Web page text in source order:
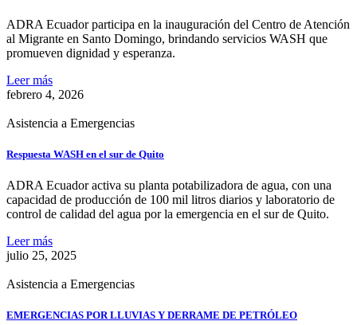
ADRA Ecuador participa en la inauguración del Centro de Atención
al Migrante en Santo Domingo, brindando servicios WASH que
promueven dignidad y esperanza.
Leer más
febrero 4, 2026
Asistencia a Emergencias
Respuesta WASH en el sur de Quito
ADRA Ecuador activa su planta potabilizadora de agua, con una
capacidad de producción de 100 mil litros diarios y laboratorio de
control de calidad del agua por la emergencia en el sur de Quito.
Leer más
julio 25, 2025
Asistencia a Emergencias
EMERGENCIAS POR LLUVIAS Y DERRAME DE PETRÓLEO